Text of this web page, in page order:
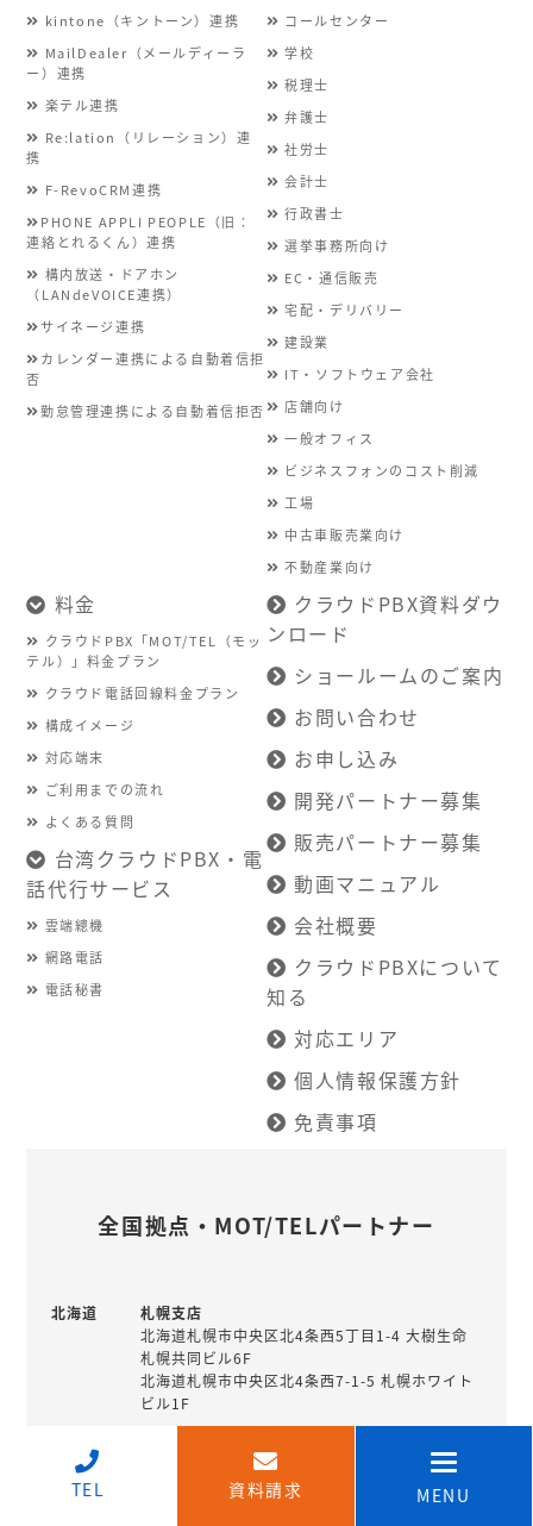
kintone（キントーン）連携
MailDealer（メールディーラ
ー）連携
楽テル連携
Re:lation（リレーション）連
携
F-RevoCRM連携
PHONE APPLI PEOPLE（旧：
連絡とれるくん）連携
構内放送・ドアホン
（LANdeVOICE連携）
サイネージ連携
カレンダー連携による自動着信拒
否
勤怠管理連携による自動着信拒否
コールセンター
学校
税理士
弁護士
社労士
会計士
行政書士
選挙事務所向け
EC・通信販売
宅配・デリバリー
建設業
IT・ソフトウェア会社
店舗向け
一般オフィス
ビジネスフォンのコスト削減
工場
中古車販売業向け
不動産業向け
料金
クラウドPBX「MOT/TEL（モッ
テル）」料金プラン
クラウド電話回線料金プラン
構成イメージ
対応端末
ご利用までの流れ
よくある質問
台湾クラウドPBX・電
話代行サービス
雲端總機
網路電話
電話秘書
クラウドPBX資料ダウ
ンロード
ショールームのご案内
お問い合わせ
お申し込み
開発パートナー募集
販売パートナー募集
動画マニュアル
会社概要
クラウドPBXについて
知る
対応エリア
個人情報保護方針
免責事項
全国拠点・MOT/TELパートナー
北海道
札幌支店
北海道札幌市中央区北4条西5丁目1-4 大樹生命
札幌共同ビル6F
北海道札幌市中央区北4条西7-1-5 札幌ホワイト
ビル1F
北海道釧路市北大通10丁目1-4 北陸銀行住友生
TEL 資料請求 MENU